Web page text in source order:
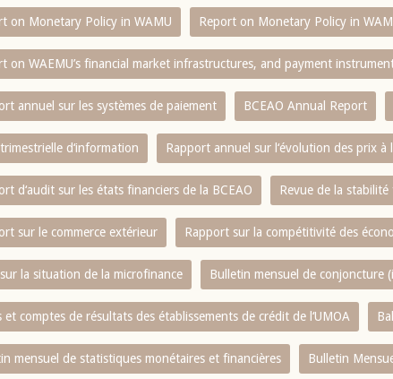
on Monetary Policy in WAMU Report on Monetary Policy in
on WAEMU’s financial market infrastructures, and payment
annuel sur les systèmes de paiement BCEAO Annual Report
d‘information Rapport annuel sur l‘évolution des prix à
d‘audit sur les états financiers de la BCEAO Revue de la stabilité
sur le commerce extérieur Rapport sur la compétitivité des
la situation de la microfinance Bulletin mensuel de conjoncture
et comptes de résultats des établissements de crédit de l‘UMOA
mensuel de statistiques monétaires et financières Bulletin